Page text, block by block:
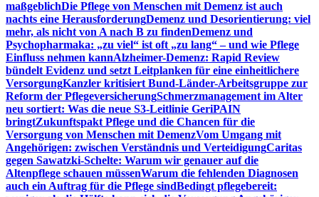
maßgeblichDie Pflege von Menschen mit Demenz ist auch
nachts eine HerausforderungDemenz und Desorientierung: viel
mehr, als nicht von A nach B zu findenDemenz und
Psychopharmaka: „zu viel“ ist oft „zu lang“ – und wie Pflege
Einfluss nehmen kannAlzheimer-Demenz: Rapid Review
bündelt Evidenz und setzt Leitplanken für eine einheitlichere
VersorgungKanzler kritisiert Bund-Länder-Arbeitsgruppe zur
Reform der PflegeversicherungSchmerzmanagement im Alter
neu sortiert: Was die neue S3-Leitlinie GeriPAIN
bringtZukunftspakt Pflege und die Chancen für die
Versorgung von Menschen mit DemenzVom Umgang mit
Angehörigen: zwischen Verständnis und VerteidigungCaritas
gegen Sawatzki-Schelte: Warum wir genauer auf die
Altenpflege schauen müssenWarum die fehlenden Diagnosen
auch ein Auftrag für die Pflege sindBedingt pflegebereit: